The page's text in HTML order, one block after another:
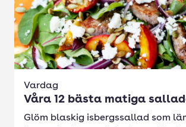
Vardag
Våra 12 bästa matiga
Glöm blaskig isbergssallad som